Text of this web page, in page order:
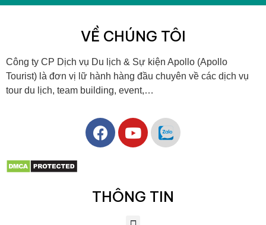
VỀ CHÚNG TÔI
Công ty CP Dịch vụ Du lịch & Sự kiện Apollo (Apollo
Tourist) là đơn vị lữ hành hàng đầu chuyên về các dịch vụ
tour du lịch, team building, event,…
THÔNG TIN